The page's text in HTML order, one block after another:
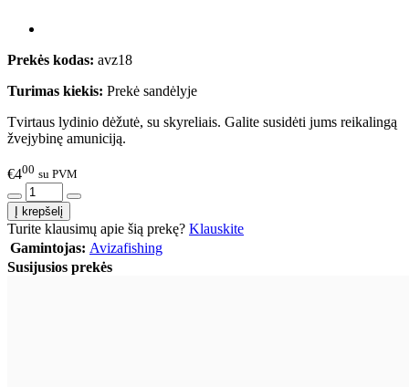
Prekės kodas: avz18
Turimas kiekis: Prekė sandėlyje
Tvirtaus lydinio dėžutė, su skyreliais. Galite susidėti jums reikalingą
žvejybinę amuniciją.
€400 su PVM
Turite klausimų apie šią prekę? Klauskite
Gamintojas: Avizafishing
Susijusios prekės